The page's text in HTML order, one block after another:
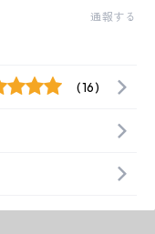
通報する
(16)